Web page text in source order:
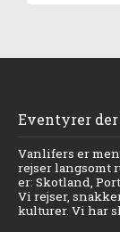
Eventyrer
Vanlifers er
rejser langsomt
er: Skotland,
Vi rejser,
kulturer. Vi har